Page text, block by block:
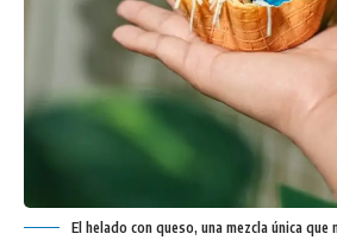
El helado con queso, una mezcla única